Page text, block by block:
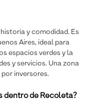
y comodidad. Es
Aires, ideal para
espacios verdes y la
y servicios. Una zona
inversores.
dentro de Recoleta?